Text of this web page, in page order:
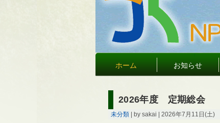
ホーム お知らせ
2026年度 定期総会
未分類 | by sakai | 2026年7月11日(土)